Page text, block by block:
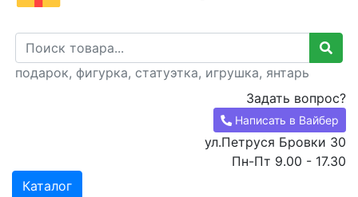
подарок, фигурка, статуэтка, игрушка, янтарь
Задать вопрос?
Написать в Вайбер
ул.Петруся Бровки 30
Пн-Пт 9.00 - 17.30
Каталог